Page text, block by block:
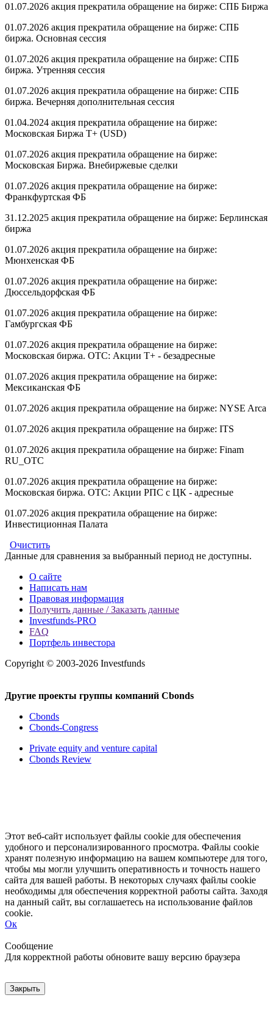
01.07.2026 акция прекратила обращение на бирже: СПБ Биржа
01.07.2026 акция прекратила обращение на бирже: СПБ
биржа. Основная сессия
01.07.2026 акция прекратила обращение на бирже: СПБ
биржа. Утренняя сессия
01.07.2026 акция прекратила обращение на бирже: СПБ
биржа. Вечерняя дополнительная сессия
01.04.2024 акция прекратила обращение на бирже:
Московская Биржа T+ (USD)
01.07.2026 акция прекратила обращение на бирже:
Московская Биржа. Внебиржевые сделки
01.07.2026 акция прекратила обращение на бирже:
Франкфуртская ФБ
31.12.2025 акция прекратила обращение на бирже: Берлинская
биржа
01.07.2026 акция прекратила обращение на бирже:
Мюнхенская ФБ
01.07.2026 акция прекратила обращение на бирже:
Дюссельдорфская ФБ
01.07.2026 акция прекратила обращение на бирже:
Гамбургская ФБ
01.07.2026 акция прекратила обращение на бирже:
Московская биржа. OTC: Акции T+ - безадресные
01.07.2026 акция прекратила обращение на бирже:
Мексиканская ФБ
01.07.2026 акция прекратила обращение на бирже: NYSE Arca
01.07.2026 акция прекратила обращение на бирже: ITS
01.07.2026 акция прекратила обращение на бирже: Finam
RU_OTC
01.07.2026 акция прекратила обращение на бирже:
Московская биржа. OTC: Акции РПС с ЦК - адресные
01.07.2026 акция прекратила обращение на бирже:
Инвестиционная Палата
Очистить
Данные для сравнения за выбранный период не доступны.
О сайте
Написать нам
Правовая информация
Получить данные / Заказать данные
Investfunds-PRO
FAQ
Портфель инвестора
Copyright © 2003-2026 Investfunds
Другие проекты группы компаний Cbonds
Cbonds
Cbonds-Congress
Private equity and venture capital
Cbonds Review
Этот веб-сайт использует файлы cookie для обеспечения
удобного и персонализированного просмотра. Файлы cookie
хранят полезную информацию на вашем компьютере для того,
чтобы мы могли улучшить оперативность и точность нашего
сайта для вашей работы. В некоторых случаях файлы cookie
необходимы для обеспечения корректной работы сайта. Заходя
на данный сайт, вы соглашаетесь на использование файлов
cookie.
Ок
Сообщение
Для корректной работы обновите вашу версию браузера
Закрыть